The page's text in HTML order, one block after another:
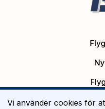
Vi använder cookies för